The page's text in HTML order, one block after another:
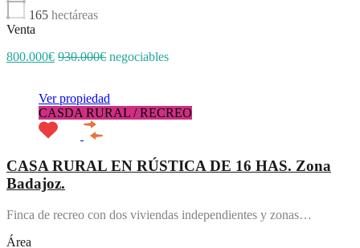
165 hectáreas
Venta
800.000€ 930.000€ negociables
Ver propiedad
CASDA RURAL / RECREO
CASA RURAL EN RÚSTICA DE 16 HAS. Zona
Badajoz.
Finca de recreo con dos viviendas independientes y zonas…
Área